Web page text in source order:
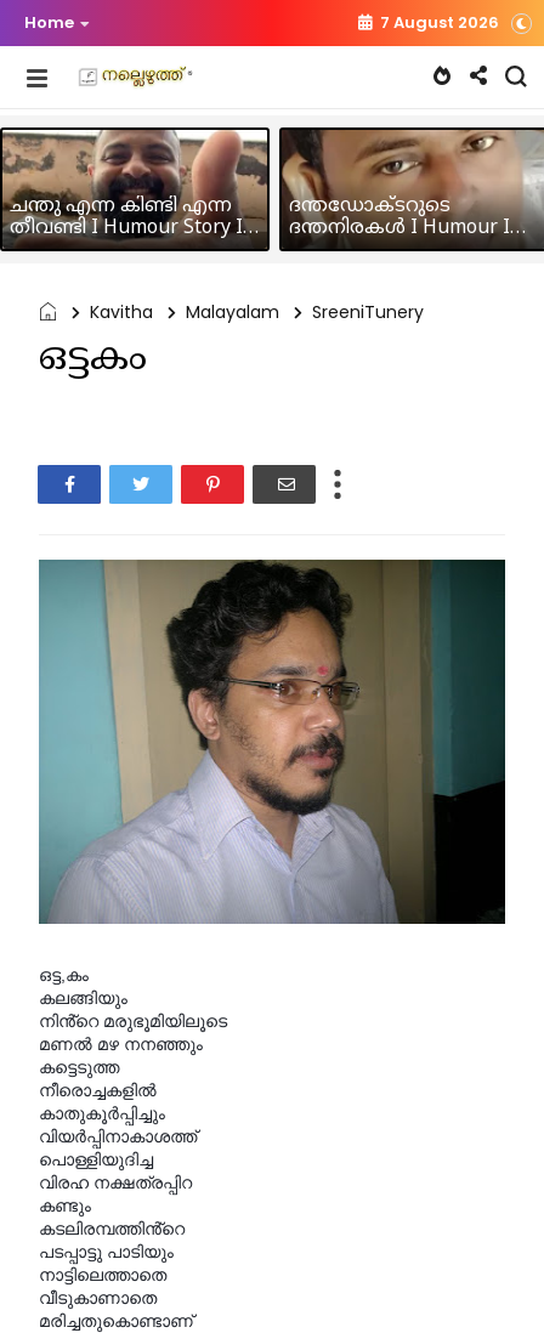
Home 7 August 2026
ചന്തു എന്ന കിണ്ടി എന്ന
തീവണ്ടി I Humour Story I
Rajeev Panicker
ദന്തഡോക്ടറുടെ
ദന്തനിരകൾ I Humour I
Hussain MK
Kavitha Malayalam SreeniTunery
ഒട്ടകം
ഒട്ട,കം
കലങ്ങിയും
നിൻ്റെ മരുഭൂമിയിലൂടെ
മണൽ മഴ നനഞ്ഞും
കട്ടെടുത്ത
നീരൊച്ചകളിൽ
കാതുകൂർപ്പിച്ചും
വിയർപ്പിനാകാശത്ത്
പൊള്ളിയുദിച്ച
വിരഹ നക്ഷത്രപ്പിറ
കണ്ടും
കടലിരമ്പത്തിൻ്റെ
പടപ്പാട്ടു പാടിയും
നാട്ടിലെത്താതെ
വീടുകാണാതെ
മരിച്ചതുകൊണ്ടാണ്